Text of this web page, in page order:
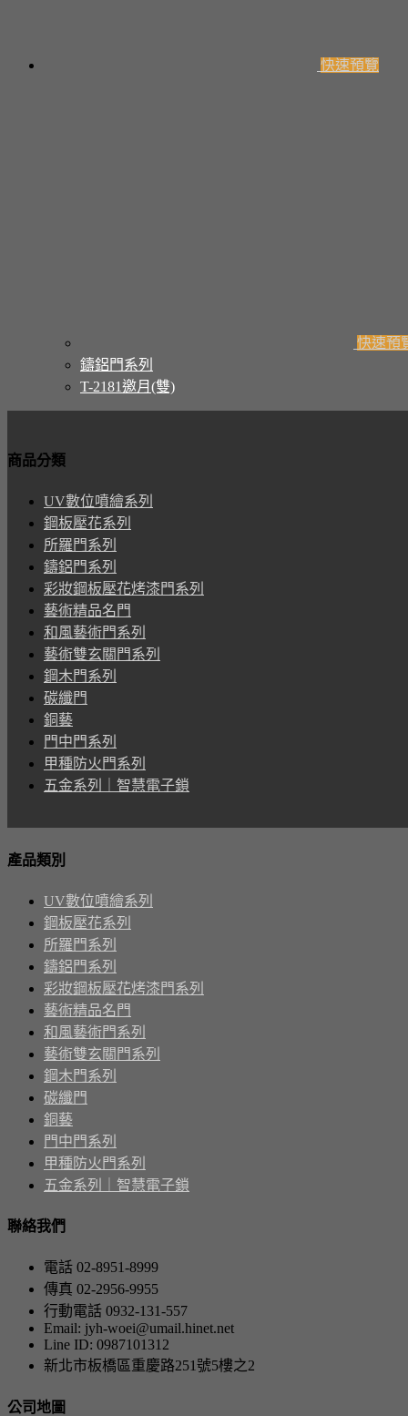
快速預覽
快速預
鑄鋁門系列
T-2181邀月(雙)
商品分類
UV數位噴繪系列
鋼板壓花系列
所羅門系列
鑄鋁門系列
彩妝鋼板壓花烤漆門系列
藝術精品名門
和風藝術門系列
藝術雙玄關門系列
鋼木門系列
碳纖門
銅藝
門中門系列
甲種防火門系列
五金系列｜智慧電子鎖
產品類別
UV數位噴繪系列
鋼板壓花系列
所羅門系列
鑄鋁門系列
彩妝鋼板壓花烤漆門系列
藝術精品名門
和風藝術門系列
藝術雙玄關門系列
鋼木門系列
碳纖門
銅藝
門中門系列
甲種防火門系列
五金系列｜智慧電子鎖
聯絡我們
電話 02-8951-8999
傳真 02-2956-9955
行動電話 0932-131-557
Email: jyh-woei@umail.hinet.net
Line ID: 0987101312
新北市板橋區重慶路251號5樓之2
公司地圖